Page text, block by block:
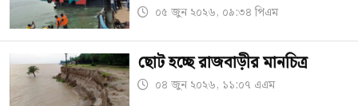
০৫ জুন ২০২৬, ০৯:৩৪ পিএম
ছোট হচ্ছে রাজবাড়ীর মানচিত্র
০৪ জুন ২০২৬, ১১:০৭ এএম